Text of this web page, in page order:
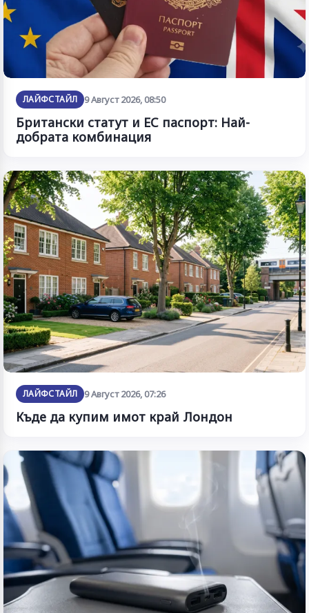
ЛАЙФСТАЙЛ 9 Август 2026, 08:50
Британски статут и ЕС паспорт: Най-
добрата комбинация
ЛАЙФСТАЙЛ 9 Август 2026, 07:26
Къде да купим имот край Лондон